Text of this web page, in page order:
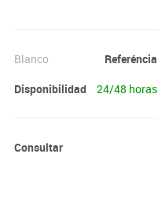
Blanco Referéncia
Disponibilidad
24/48 horas
Consultar